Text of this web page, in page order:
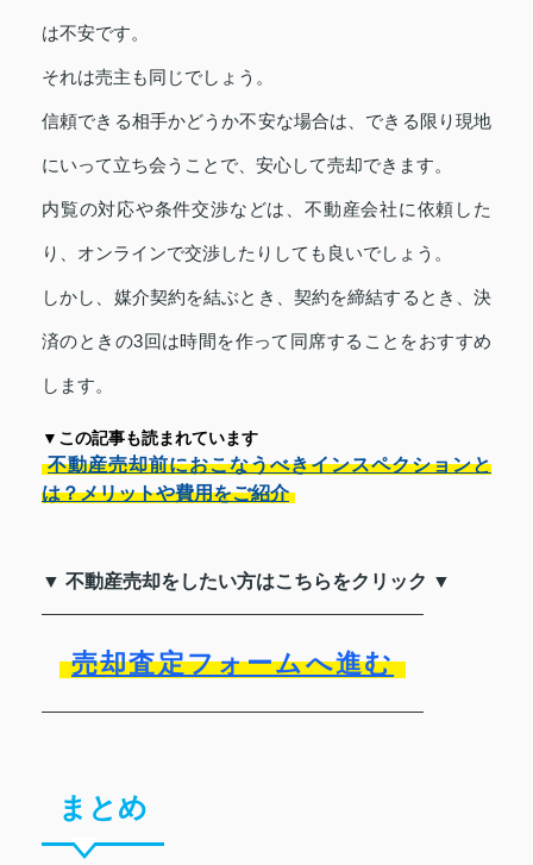
は不安です。
それは売主も同じでしょう。
信頼できる相手かどうか不安な場合は、できる限り現地
にいって立ち会うことで、安心して売却できます。
内覧の対応や条件交渉などは、不動産会社に依頼した
り、オンラインで交渉したりしても良いでしょう。
しかし、媒介契約を結ぶとき、契約を締結するとき、決
済のときの3回は時間を作って同席することをおすすめ
します。
▼この記事も読まれています
不動産売却前におこなうべきインスペクションと
は？メリットや費用をご紹介
▼ 不動産売却をしたい方はこちらをクリック ▼
売却査定フォームへ進む
まとめ